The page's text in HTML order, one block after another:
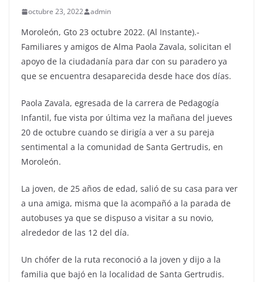
octubre 23, 2022 admin
Moroleón, Gto 23 octubre 2022. (Al Instante).-
Familiares y amigos de Alma Paola Zavala, solicitan el
apoyo de la ciudadanía para dar con su paradero ya
que se encuentra desaparecida desde hace dos días.
Paola Zavala, egresada de la carrera de Pedagogía
Infantil, fue vista por última vez la mañana del jueves
20 de octubre cuando se dirigía a ver a su pareja
sentimental a la comunidad de Santa Gertrudis, en
Moroleón.
La joven, de 25 años de edad, salió de su casa para ver
a una amiga, misma que la acompañó a la parada de
autobuses ya que se dispuso a visitar a su novio,
alrededor de las 12 del día.
Un chófer de la ruta reconoció a la joven y dijo a la
familia que bajó en la localidad de Santa Gertrudis.